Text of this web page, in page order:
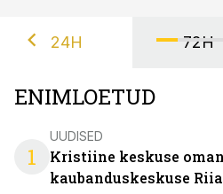
24H 72H
ENIMLOETUD
1
UUDISED
Kristiine keskuse
kaubanduskeskuse